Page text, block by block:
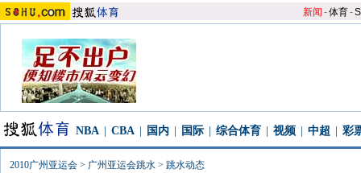
新闻 -体育-S
NBA CBA 国内 国际 综合体育 视频 中超 彩
2010广州亚运会 > 广州亚运会跳水 > 跳水动态